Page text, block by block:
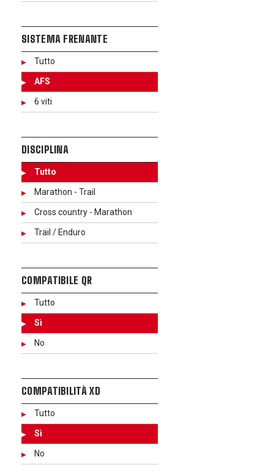
SISTEMA FRENANTE
Tutto
AFS
6 viti
DISCIPLINA
Tutto
Marathon - Trail
Cross country - Marathon
Trail / Enduro
COMPATIBILE QR
Tutto
Sì
No
COMPATIBILITÀ XD
Tutto
Sì
No